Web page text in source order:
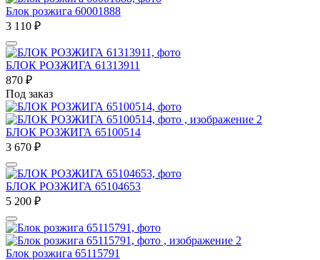
Блок розжига 60001888
3 110 ₽
БЛОК РОЗЖИГА 61313911
870 ₽
Под заказ
БЛОК РОЗЖИГА 65100514
3 670 ₽
БЛОК РОЗЖИГА 65104653
5 200 ₽
Блок розжига 65115791